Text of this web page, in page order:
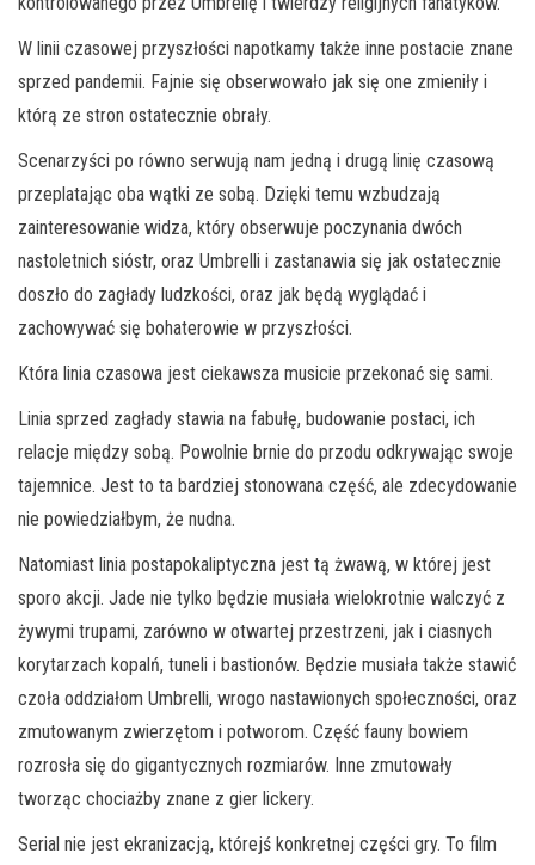
W linii czasowej przyszłości napotkamy także inne postacie znane
sprzed pandemii. Fajnie się obserwowało jak się one zmieniły i
którą ze stron ostatecznie obrały.
Scenarzyści po równo serwują nam jedną i drugą linię czasową
przeplatając oba wątki ze sobą. Dzięki temu wzbudzają
zainteresowanie widza, który obserwuje poczynania dwóch
nastoletnich sióstr, oraz Umbrelli i zastanawia się jak ostatecznie
doszło do zagłady ludzkości, oraz jak będą wyglądać i
zachowywać się bohaterowie w przyszłości.
Która linia czasowa jest ciekawsza musicie przekonać się sami.
Linia sprzed zagłady stawia na fabułę, budowanie postaci, ich
relacje między sobą. Powolnie brnie do przodu odkrywając swoje
tajemnice. Jest to ta bardziej stonowana część, ale zdecydowanie
nie powiedziałbym, że nudna.
Natomiast linia postapokaliptyczna jest tą żwawą, w której jest
sporo akcji. Jade nie tylko będzie musiała wielokrotnie walczyć z
żywymi trupami, zarówno w otwartej przestrzeni, jak i ciasnych
korytarzach kopalń, tuneli i bastionów. Będzie musiała także stawić
czoła oddziałom Umbrelli, wrogo nastawionych społeczności, oraz
zmutowanym zwierzętom i potworom. Część fauny bowiem
rozrosła się do gigantycznych rozmiarów. Inne zmutowały
tworząc chociażby znane z gier lickery.
Serial nie jest ekranizacją, którejś konkretnej części gry. To film